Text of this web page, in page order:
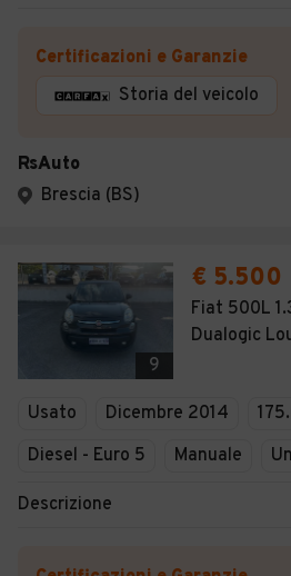
Certificazioni e Garanzie
Storia del veicolo
RsAuto
Brescia (BS)
9
€ 5.500
Fiat 500L
Dualogic
Usato Dicembre 2014
Diesel - Euro 5
Manuale
Descrizione